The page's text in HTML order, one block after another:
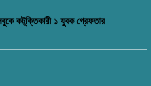
কটূক্তিকারী ১ যুবক গ্রেফতার